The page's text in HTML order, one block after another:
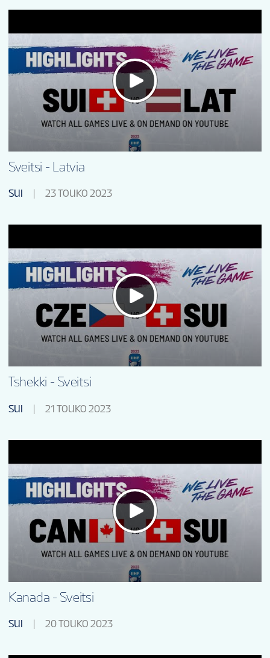
Sveitsi - Latvia
SUI 23 TOUKO 2023
Tshekki - Sveitsi
SUI 21 TOUKO 2023
Kanada - Sveitsi
SUI 20 TOUKO 2023